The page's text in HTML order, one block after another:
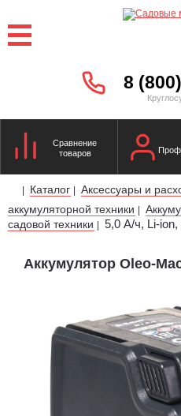
8
Сравнение
товаров
| Каталог | Аксессуары и
аккумуляторной техники |
садовой техники | 5,0 А/ч, Li-
Аккумулятор Oleo-